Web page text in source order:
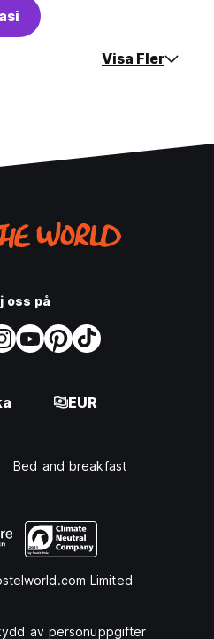
Visa Fler
oss på
EUR
Bed and breakfast
Limited
av personuppgifter